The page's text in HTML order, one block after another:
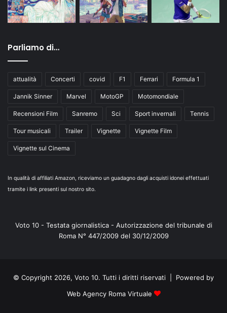
Parliamo di…
attualità Concerti covid F1 Ferrari Formula 1
Jannik Sinner Marvel MotoGP Motomondiale
Recensioni Film Sanremo Sci Sport invernali Tennis
Tour musicali Trailer Vignette Vignette Film
Vignette sul Cinema
In qualità di affiliati Amazon, riceviamo un guadagno dagli acquisti idonei effettuati
tramite i link presenti sul nostro sito.
Voto 10 - Testata giornalistica - Autorizzazione del tribunale di
Roma N° 447/2009 del 30/12/2009
© Copyright 2026, Voto 10. Tutti i diritti riservati | Powered by
Web Agency Roma Virtuale